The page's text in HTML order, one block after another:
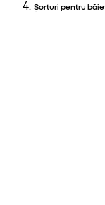
Șorturi pentru